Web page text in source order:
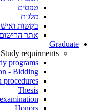
טפסים
מלגות
בקשות
אתר הרישום
Graduate
Study requirments
programs
- Bidding
procedures
Thesis
Honors